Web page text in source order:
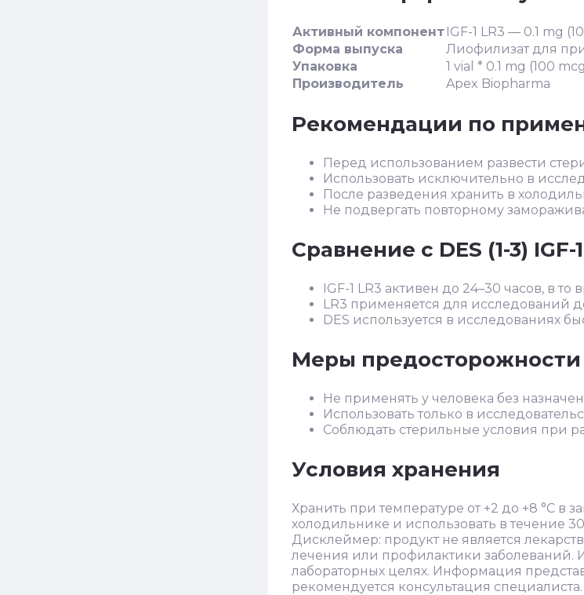
Активный компонент IGF-1 LR3 — 0.1 mg
Форма выпуска
Лиофилизат для
Упаковка
1 vial * 0.1 mg (100
Производитель
Apex Biopharma
Рекомендации по
Перед использованием развести
Использовать исключительно в
После разведения хранить в
Не подвергать повторному
Сравнение с DES (1-3) IGF-1
IGF-1 LR3 активен до 24–30 часов, в
LR3 применяется для исследований
DES используется в исследованиях
Меры предосторожности
Не применять у человека без
Использовать только в
Соблюдать стерильные условия при
Условия хранения
Хранить при температуре от +2 до +8 °C в
холодильнике и использовать в течение
Дисклеймер: продукт не является
лечения или профилактики заболеваний.
лабораторных целях. Информация
рекомендуется консультация специалиста.